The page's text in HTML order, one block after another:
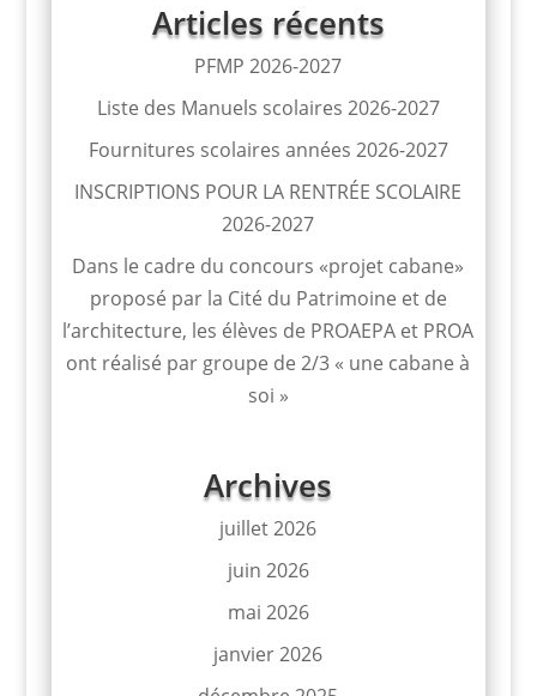
Articles récents
PFMP 2026-2027
Liste des Manuels scolaires 2026-2027
Fournitures scolaires années 2026-2027
INSCRIPTIONS POUR LA RENTRÉE SCOLAIRE
2026-2027
Dans le cadre du concours «projet cabane»
proposé par la Cité du Patrimoine et de
l’architecture, les élèves de PROAEPA et PROA
ont réalisé par groupe de 2/3 « une cabane à
soi »
Archives
juillet 2026
juin 2026
mai 2026
janvier 2026